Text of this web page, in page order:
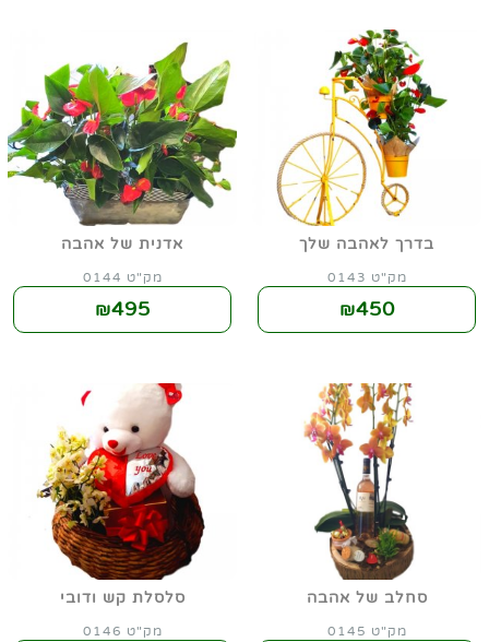
בדרך לאהבה שלך
מק"ט 0143
₪450
אדנית של אהבה
מק"ט 0144
₪495
סחלב של אהבה
מק"ט 0145
סלסלת קש ודובי
מק"ט 0146